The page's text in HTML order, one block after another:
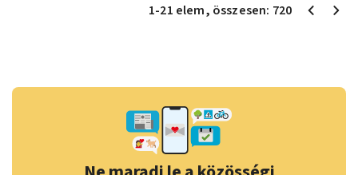
1-21 elem, összesen: 720